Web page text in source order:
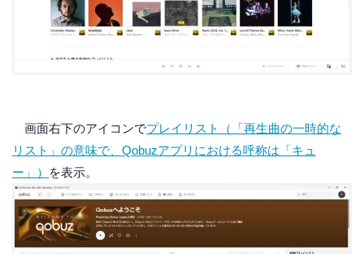
画面右下のアイコンでプレイリスト（「再生曲の一時的な
リスト」の意味で、Qobuzアプリにおける呼称は「キュ
ー」）
を表示。